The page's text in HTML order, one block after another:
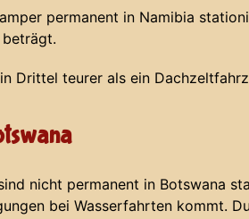
permanent in Namibia
Drittel teurer als ein
nicht permanent in Botswana
bei Wasserfahrten kommt.